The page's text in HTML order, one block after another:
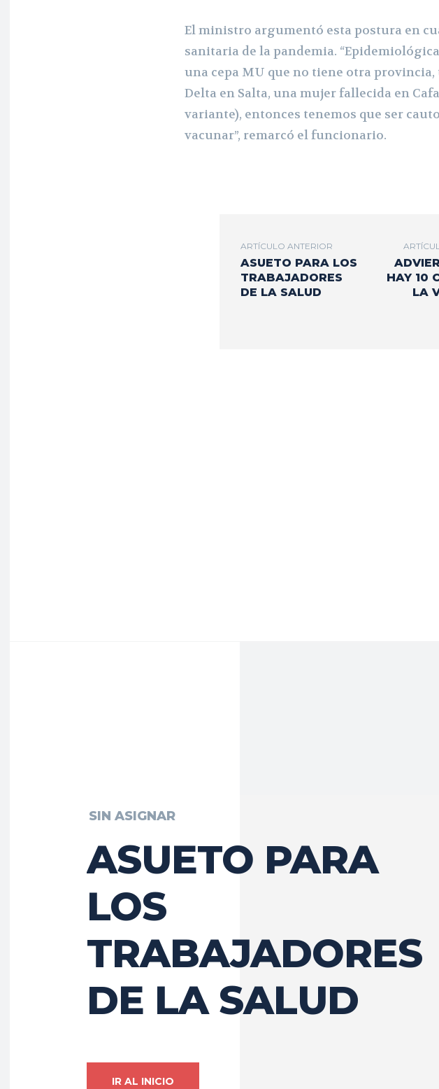
El ministro argumentó esta postura en
sanitaria de la pandemia.
una cepa MU que no tiene otra provincia,
Delta en Salta, una mujer fallecida en
variante), entonces tenemos que ser
vacunar”, remarcó el funcionario.
ARTÍCULO ANTERIOR
ASUETO PARA LOS
TRABAJADORES
DE LA SALUD
HAY 10
LA